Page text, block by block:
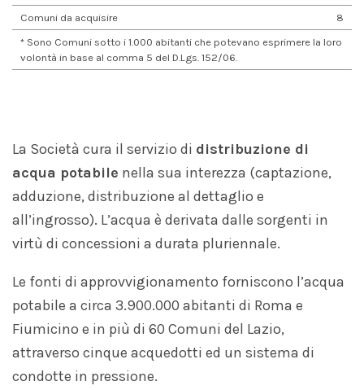
Comuni da acquisire
8
* Sono Comuni sotto i 1.000 abitanti che potevano esprimere la loro
volontà in base al comma 5 del D.Lgs. 152/06.
La Società cura il servizio di distribuzione di
acqua potabile nella sua interezza (captazione,
adduzione, distribuzione al dettaglio e
all’ingrosso). L’acqua è derivata dalle sorgenti in
virtù di concessioni a durata pluriennale.
Le fonti di approvvigionamento forniscono l’acqua
potabile a circa 3.900.000 abitanti di Roma e
Fiumicino e in più di 60 Comuni del Lazio,
attraverso cinque acquedotti ed un sistema di
condotte in pressione.